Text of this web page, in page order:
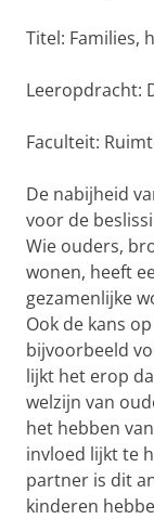
Titel: Families,
Leeropdracht:
Faculteit:
De nabijheid
voor de
Wie ouders,
wonen, heeft
gezamenlijke
Ook de kans
bijvoorbeeld
lijkt het erop
welzijn van
het hebben
invloed lijkt te
partner is dit
kinderen